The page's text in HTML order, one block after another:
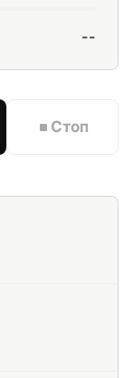
--
Стоп